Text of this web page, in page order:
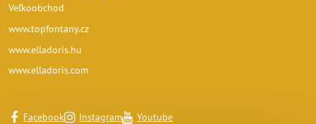
Veľkoobchod
www.topfontany.cz
www.elladoris.hu
www.elladoris.com
Facebook Instagram Youtube